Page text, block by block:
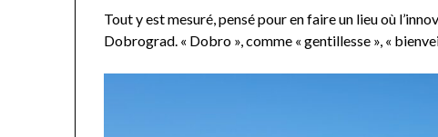
Tout y est mesuré, pensé pour en faire un lieu où
Dobrograd. « Dobro », comme « gentillesse », «